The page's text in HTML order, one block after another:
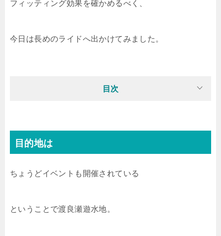
フィッティング効果を確かめるべく、
今日は長めのライドへ出かけてみました。
目次
目的地は
ちょうどイベントも開催されている
ということで渡良瀬遊水地。